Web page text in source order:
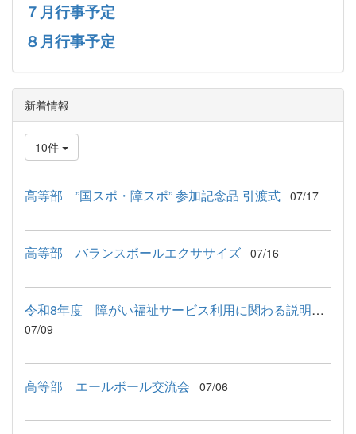
７月行事予定
８月行事予定
新着情報
10件
高等部 ”国スポ・障スポ” 参加記念品 引渡式 07/17
高等部 バランスボールエクササイズ 07/16
令和8年度 障がい福祉サービス利用に関わる説明会が行われました
07/09
高等部 エールボール交流会 07/06